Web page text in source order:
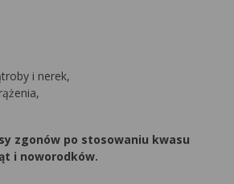
i nerek,
zgonów po stosowaniu kwasu
i noworodków.